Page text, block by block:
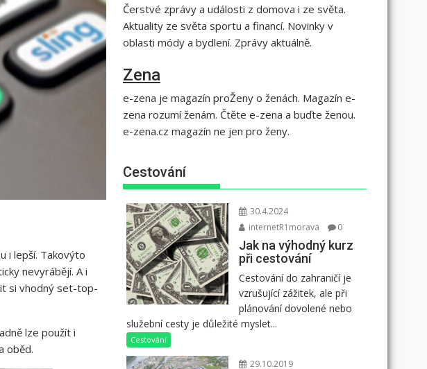
i lepší. Takovýto
nevyrábějí. A i
si vhodný set-top-
lze použít i
oběd.
Čerstvé zprávy a události z domova i ze světa.
Aktuality ze světa sportu a financí. Novinky v
oblasti módy a bydlení. Zprávy aktuálně.
Zena
e-zena je magazín proŽeny o ženách. Magazín e-
zena rozumí ženám. Čtěte e-zena a buďte ženou.
e-zena.cz magazín ne jen pro ženy.
Cestování
30.4.2024
internetR1morava
0
Jak na výhodný kurz
při cestování
Cestování do zahraničí je
vzrušující zážitek, ale při
plánování dovolené nebo
služební cesty je důležité myslet...
Cestování
29.10.2019